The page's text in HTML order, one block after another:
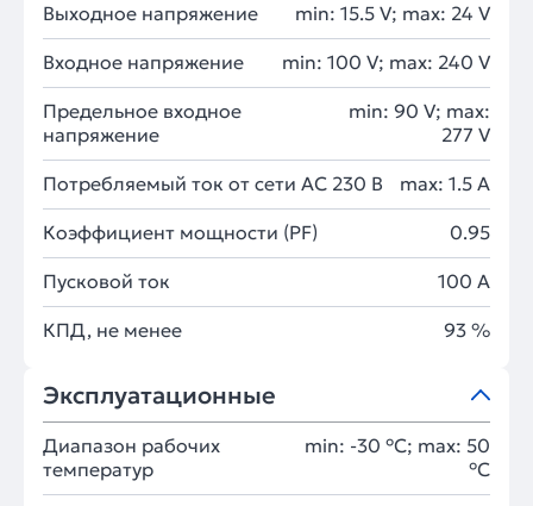
Выходное напряжение min: 15.5 V; max: 24 V
Входное напряжение min: 100 V; max: 240 V
Предельное входное
напряжение
min: 90 V; max:
277 V
Потребляемый ток от сети AC 230 В max: 1.5 A
Коэффициент мощности (PF) 0.95
Пусковой ток 100 A
КПД, не менее 93 %
Эксплуатационные
Диапазон рабочих
температур
min: -30 °C; max: 50
°C